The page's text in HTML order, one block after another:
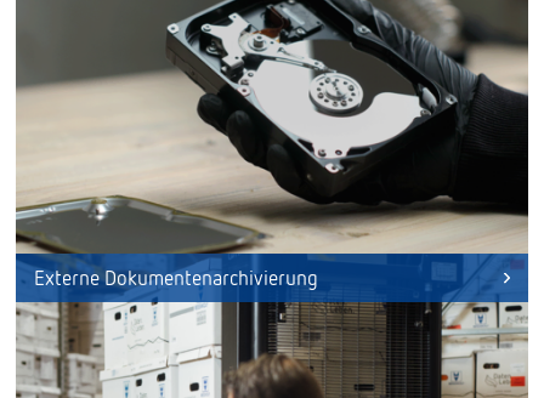
Externe Dokumentenarchivierung